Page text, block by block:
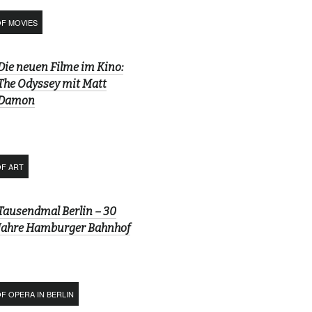
MOVIES
neuen Filme im Kino:
Odyssey mit Matt
ART
Berlin – 30
Hamburger Bahnhof
OPERA IN BERLIN